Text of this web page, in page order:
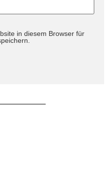
in diesem Browser für